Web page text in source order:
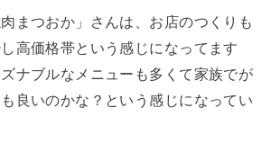
まつおか」さんは、お店のつくりも
高価格帯という感じになってます
ナブルなメニューも多くて家族でが
良いのかな？という感じになってい